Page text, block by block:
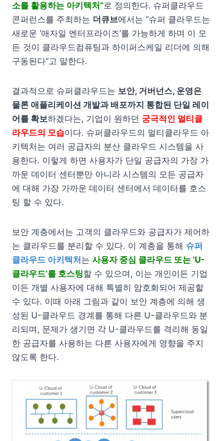
소를 활용하는 아키텍처”로 정의한다. 슈퍼클라우드
콘퍼런스를 주최하는 더큐브에서는 “슈퍼 클라우드는
새로운 ‘애자일 엔터프라이즈’를 가능하게 하며 이 모
든 것이 클라우드컴퓨팅과 하이퍼스케일 리더에 의해
구동된다”고 말한다.
결과적으로 슈퍼클라우드는 보안, 거버넌스, 운영은
물론 애플리케이션 개발과 배포까지 통합된 단일 레이
어를 확보하겠다는, 기업이 원하던 궁극적인 멀티클
라우드의 모습이다. 슈퍼클라우드의 멀티클라우드 아
키텍처는 여러 공급자의 분산 클라우드 시스템을 사
용한다. 이렇게 하면 사용자가 단일 공급자의 가장 가
까운 데이터 센터뿐만 아니라 시스템의 모든 공급자
에 대해 가장 가까운 데이터 센터에서 데이터를 호스
팅 할 수 있다.
보안 계층에서는 고객의 클라우드와 공급자가 제어하
는 클라우드를 분리할 수 있다. 이 계층을 통해 슈퍼
클라우드 아키텍처 는 사용자 중심 클라우드 또는 ‘U-
클라우드’를 호스팅할 수 있으며, 이는 개인이든 기업
이든 개별 사용자에 대해 특별히 암호화되어 제공할
수 있다. 이때 아래 그림과 같이 보안 계층에 의해 생
성된 U-클라우드 경계를 통해 다른 U-클라우드와 분
리되며, 문제가 생기면 각 U-클라우드를 격리해 동일
한 공급자를 사용하는 다른 사용자에게 영향을 주지
않도록 한다.